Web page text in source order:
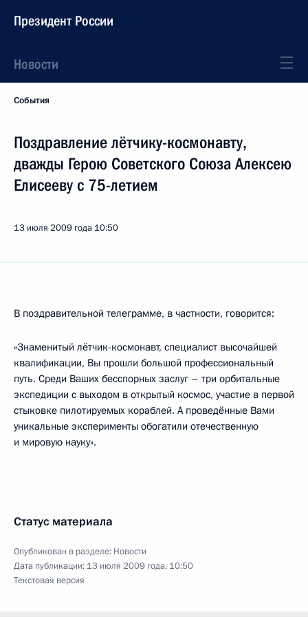
Президент России
Новости
События
Поздравление лётчику-космонавту,
дважды Герою Советского Союза Алексею
Елисееву с 75-летием
13 июля 2009 года 10:50
В поздравительной телеграмме, в частности, говорится:
«Знаменитый лётчик-космонавт, специалист высочайшей
квалификации, Вы прошли большой профессиональный
путь. Среди Ваших бесспорных заслуг – три орбитальные
экспедиции с выходом в открытый космос, участие в первой
стыковке пилотируемых кораблей. А проведённые Вами
уникальные эксперименты обогатили отечественную
и мировую науку».
Статус материала
Опубликован в разделе: Новости
Дата публикации: 13 июля 2009 года, 10:50
Текстовая версия